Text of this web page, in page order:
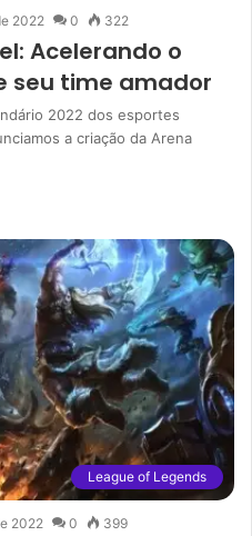
2022 0 322
Acelerando o
seu time amador
2022 dos esportes
a criação da Arena
League of Legends
2022 0 399